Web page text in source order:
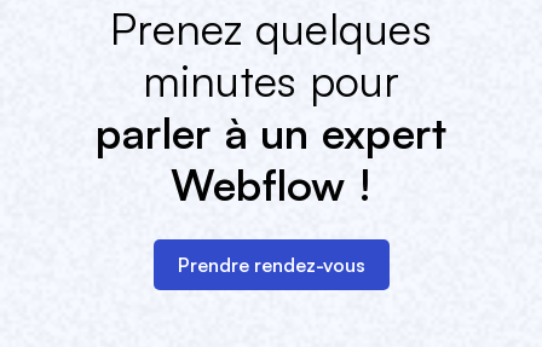
Prenez quelques
minutes pour
parler à un expert
Webflow !
Prendre rendez-vous